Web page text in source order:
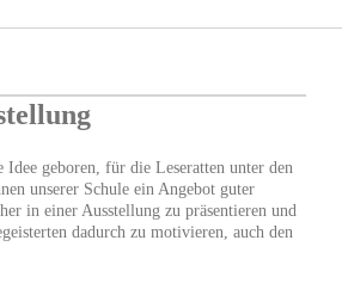
geboren, für die Leseratten unter den
unserer Schule ein Angebot guter
in einer Ausstellung zu präsentieren und
dadurch zu motivieren, auch den